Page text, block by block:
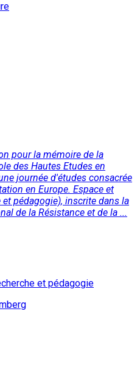
pour la mémoire de la
des Hautes Etudes en
journée d'études consacrée
en Europe. Espace et
pédagogie), inscrite dans la
de la Résistance et de la ...
et pédagogie